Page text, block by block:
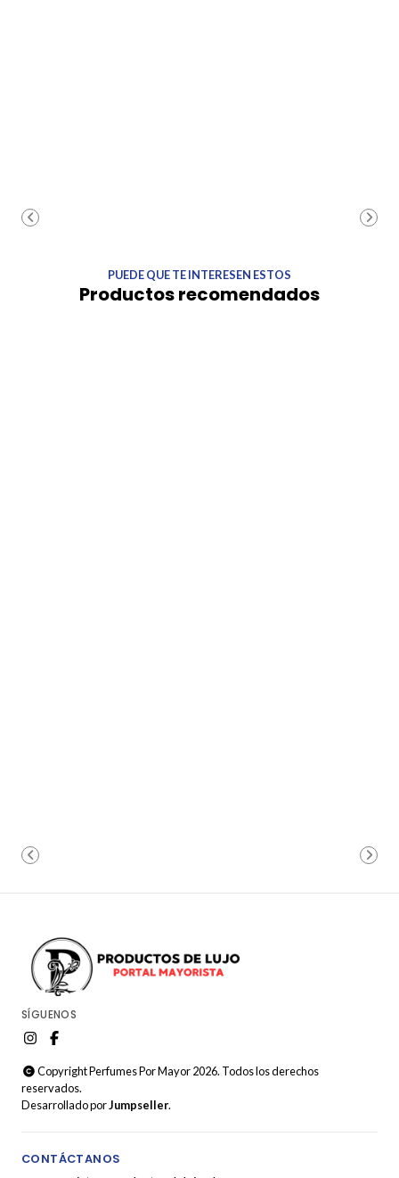
PUEDE QUE TE INTERESEN ESTOS
Productos recomendados
SÍGUENOS
Copyright Perfumes Por Mayor 2026. Todos los derechos
reservados.
Desarrollado porJumpseller.
CONTÁCTANOS